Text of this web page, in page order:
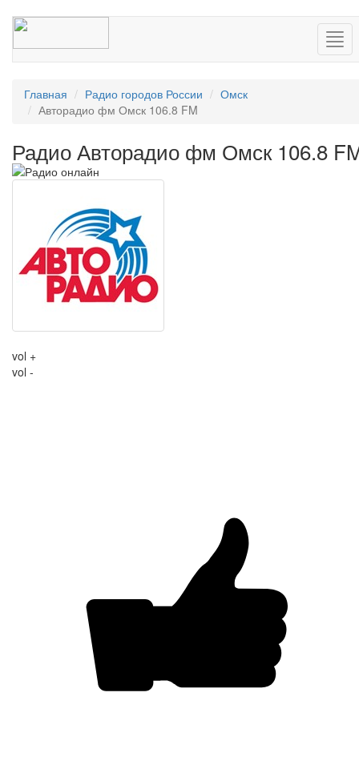
Главная Радио городов России
Омск
Авторадио фм Омск 106.8 FM
Радио Авторадио фм Омск 106.8
vol +
vol -